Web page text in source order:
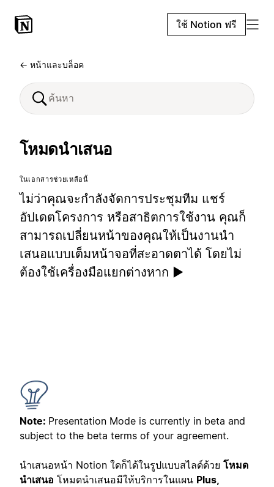
ใช้ Notion ฟรี
← หน้าและบล็อค
โหมดนำเสนอ
ในเอกสารช่วยเหลือนี้
ไม่ว่าคุณจะกำลังจัดการประชุมทีม แชร์
อัปเดตโครงการ หรือสาธิตการใช้งาน คุณก็
สามารถเปลี่ยนหน้าของคุณให้เป็นงานนำ
เสนอแบบเต็มหน้าจอที่สะอาดตาได้ โดยไม่
ต้องใช้เครื่องมือแยกต่างหาก ▶️
Note: Presentation Mode is currently in beta and
subject to the beta terms of your agreement.
นำเสนอหน้า Notion ใดก็ได้ในรูปแบบสไลด์ด้วย โหมด
นำเสนอ โหมดนำเสนอมีให้บริการในแผน Plus,